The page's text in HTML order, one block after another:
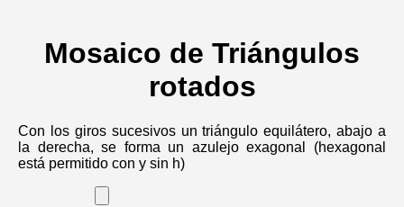
Mosaico de Triángulos
rotados
Con los giros sucesivos un triángulo equilátero, abajo a
la derecha, se forma un azulejo exagonal (hexagonal
está permitido con y sin h)